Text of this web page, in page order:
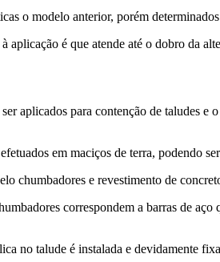
o modelo anterior, porém
é que atende até o dobro da
aplicados para contenção de taludes e o
em maciços de terra, podendo
chumbadores e revestimento de
correspondem a barras de
no talude é instalada e devidamente